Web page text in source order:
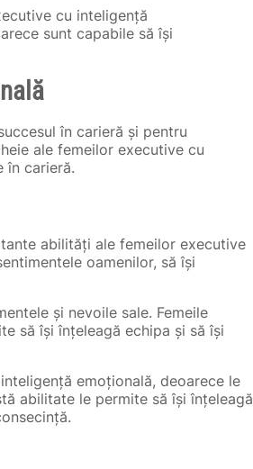
cu inteligență
sunt capabile să își
în carieră și pentru
ale femeilor executive cu
în carieră.
abilități ale femeilor executive
oamenilor, să își
și nevoile sale. Femeile
să își înțeleagă echipa și să își
emoțională, deoarece le
abilitate le permite să își înțeleagă